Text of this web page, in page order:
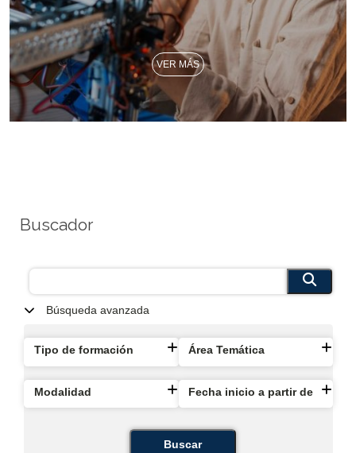
VER MÁS
Buscador
Búsqueda avanzada
Tipo de formación Área Temática
Modalidad Fecha inicio a partir de
Buscar